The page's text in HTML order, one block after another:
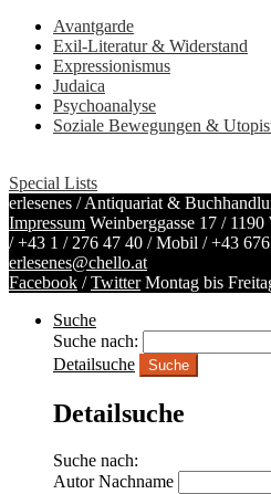
Avantgarde
Exil-Literatur & Widerstand
Expressionismus
Judaica
Psychoanalyse
Soziale Bewegungen &
Special Lists
erlesenes / Antiquariat &
Impressum Weinberggasse 17 /
/+43 1 / 276 47 40 / Mobil /+43
erlesenes@chello.at
Facebook /Twitter Montag bis
Suche
Suche nach:
Detailsuche
Suche
Detailsuche
Suche nach:
Autor Nachname